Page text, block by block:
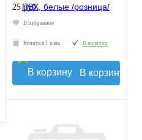
25 руб.
В избранное
Купить в 1 клик В наличии
В корзину